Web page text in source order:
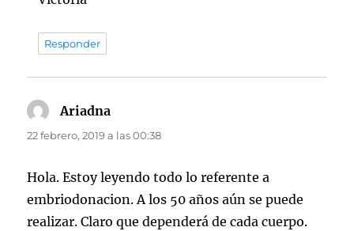
Responder
Ariadna
22 febrero, 2019 a las 00:38
Hola. Estoy leyendo todo lo referente a
embriodonacion. A los 50 años aún se puede
realizar. Claro que dependerá de cada cuerpo.